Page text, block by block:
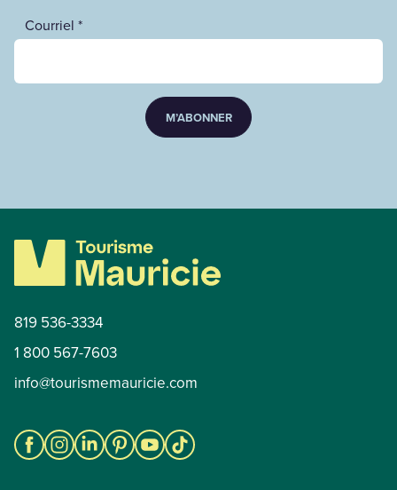
Courriel *
M’ABONNER
819 536-3334
1 800 567-7603
info@tourismemauricie.com